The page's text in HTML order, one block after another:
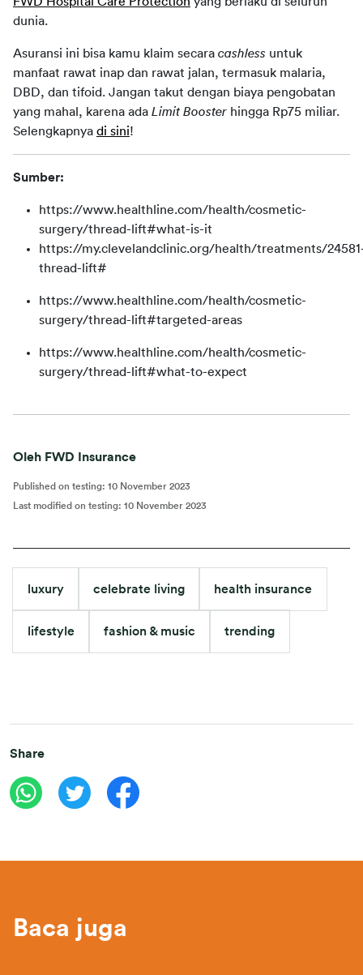
dunia.
Asuransi ini bisa kamu klaim secara cashless untuk
manfaat rawat inap dan rawat jalan, termasuk malaria,
DBD, dan tifoid. Jangan takut dengan biaya pengobatan
yang mahal, karena ada Limit Booster hingga Rp75 miliar.
Selengkapnya di sini!
Sumber:
https://www.healthline.com/health/cosmetic-
surgery/thread-lift#what-is-it
https://my.clevelandclinic.org/health/treatments/
thread-lift#
https://www.healthline.com/health/cosmetic-
surgery/thread-lift#targeted-areas
https://www.healthline.com/health/cosmetic-
surgery/thread-lift#what-to-expect
Oleh FWD Insurance
Published on testing: 10 November 2023
Last modified on testing: 10 November 2023
luxury celebrate living health insurance
lifestyle fashion & music trending
Share
Baca juga